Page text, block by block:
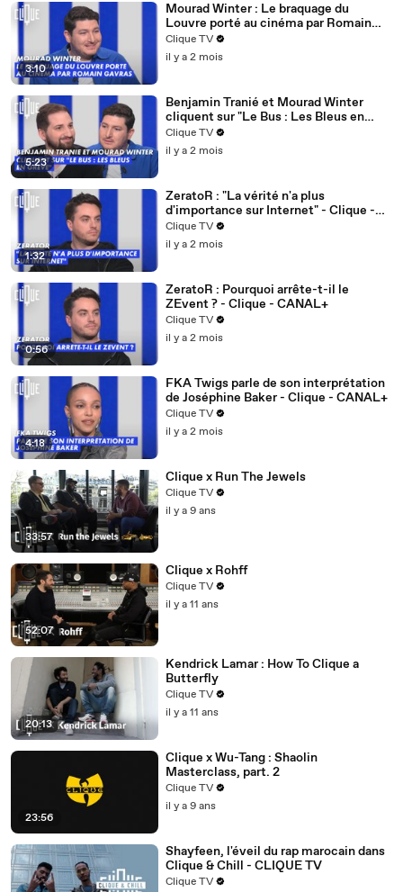
3:10
Mourad Winter : Le braquage du
Louvre porté au cinéma par Romain
Gavras - Clique - CANAL+
Clique TV
il y a 2 mois
5:23
Benjamin Tranié et Mourad Winter
cliquent sur "Le Bus : Les Bleus en
grève" - Clique - CANAL+
Clique TV
il y a 2 mois
1:32
ZeratoR : "La vérité n'a plus
d'importance sur Internet" - Clique -
CANAL+
Clique TV
il y a 2 mois
0:56
ZeratoR : Pourquoi arrête-t-il le
ZEvent ? - Clique - CANAL+
Clique TV
il y a 2 mois
4:18
FKA Twigs parle de son interprétation
de Joséphine Baker - Clique - CANAL+
Clique TV
il y a 2 mois
33:57
Clique x Run The Jewels
Clique TV
il y a 9 ans
52:07
Clique x Rohff
Clique TV
il y a 11 ans
20:13
Kendrick Lamar : How To Clique a
Butterfly
Clique TV
il y a 11 ans
23:56
Clique x Wu-Tang : Shaolin
Masterclass, part. 2
Clique TV
il y a 9 ans
Shayfeen, l'éveil du rap marocain dans
Clique & Chill - CLIQUE TV
Clique TV